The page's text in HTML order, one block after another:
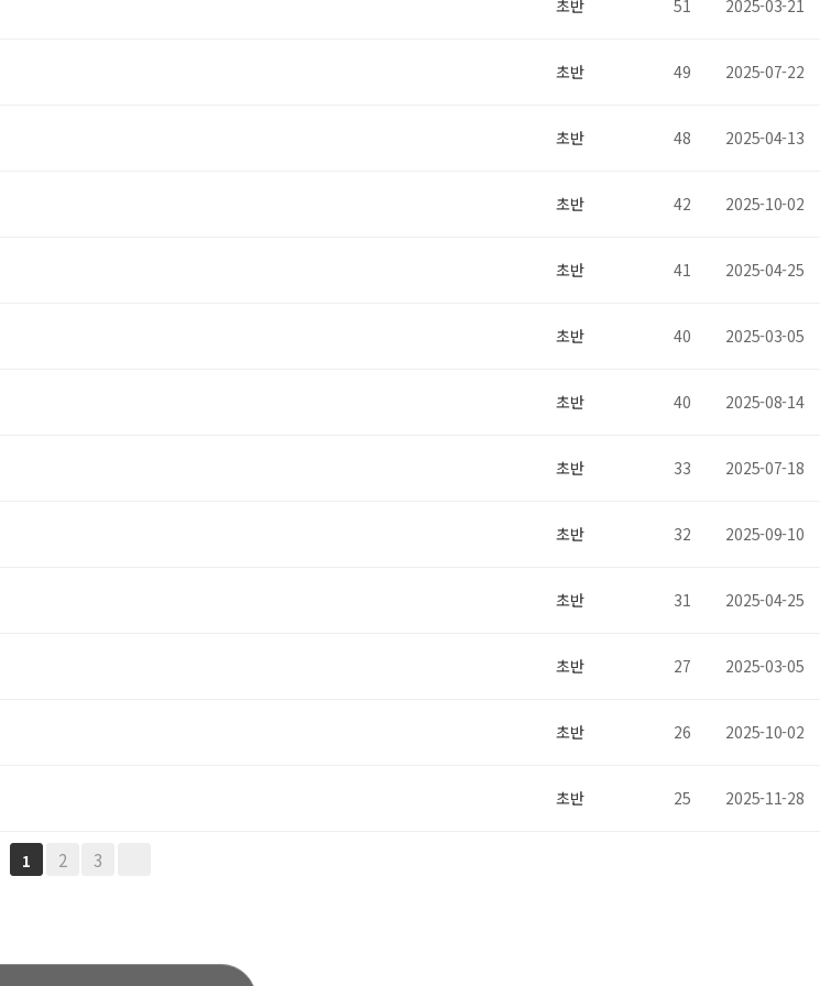
초반 51 2025-03-21
초반 49 2025-07-22
초반 48 2025-04-13
초반 42 2025-10-02
초반 41 2025-04-25
초반 40 2025-03-05
초반 40 2025-08-14
초반 33 2025-07-18
초반 32 2025-09-10
초반 31 2025-04-25
초반 27 2025-03-05
초반 26 2025-10-02
초반 25 2025-11-28
1 2 3